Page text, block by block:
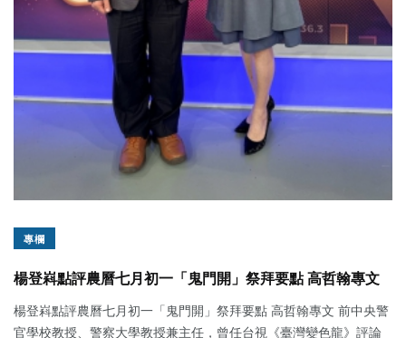
專欄
楊登嵙點評農曆七月初一「鬼門開」祭拜要點 高哲翰專文
楊登嵙點評農曆七月初一「鬼門開」祭拜要點 高哲翰專文 前中央警
官學校教授、警察大學教授兼主任，曾任台視《臺灣變色龍》評論